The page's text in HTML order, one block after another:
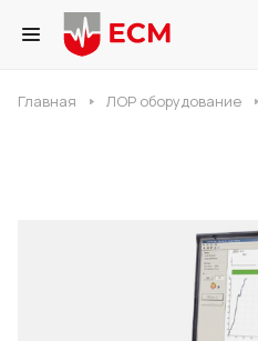
Главная ЛОР оборудование